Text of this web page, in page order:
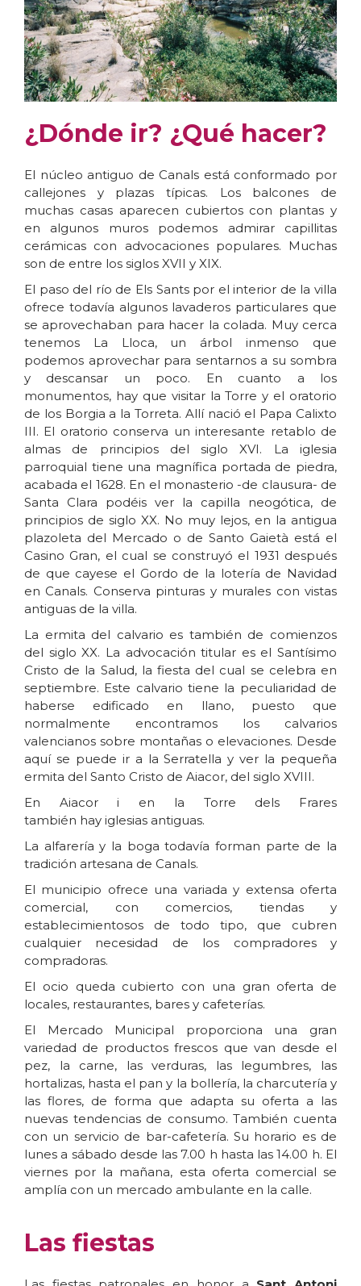
¿Dónde ir? ¿Qué hacer?
El núcleo antiguo de Canals está conformado por
callejones y plazas típicas. Los balcones de
muchas casas aparecen cubiertos con plantas y
en algunos muros podemos admirar capillitas
cerámicas con advocaciones populares. Muchas
son de entre los siglos XVII y XIX.
El paso del río de Els Sants por el interior de la villa
ofrece todavía algunos lavaderos particulares que
se aprovechaban para hacer la colada. Muy cerca
tenemos La Lloca, un árbol inmenso que
podemos aprovechar para sentarnos a su sombra
y descansar un poco. En cuanto a los
monumentos, hay que visitar la Torre y el oratorio
de los Borgia a la Torreta. Allí nació el Papa Calixto
III. El oratorio conserva un interesante retablo de
almas de principios del siglo XVI. La iglesia
parroquial tiene una magnífica portada de piedra,
acabada el 1628. En el monasterio -de clausura- de
Santa Clara podéis ver la capilla neogótica, de
principios de siglo XX. No muy lejos, en la antigua
plazoleta del Mercado o de Santo Gaietà está el
Casino Gran, el cual se construyó el 1931 después
de que cayese el Gordo de la lotería de Navidad
en Canals. Conserva pinturas y murales con vistas
antiguas de la villa.
La ermita del calvario es también de comienzos
del siglo XX. La advocación titular es el Santísimo
Cristo de la Salud, la fiesta del cual se celebra en
septiembre. Este calvario tiene la peculiaridad de
haberse edificado en llano, puesto que
normalmente encontramos los calvarios
valencianos sobre montañas o elevaciones. Desde
aquí se puede ir a la Serratella y ver la pequeña
ermita del Santo Cristo de Aiacor, del siglo XVIII.
En Aiacor i en la Torre dels Frares
también hay iglesias antiguas.
La alfarería y la boga todavía forman parte de la
tradición artesana de Canals.
El municipio ofrece una variada y extensa oferta
comercial, con comercios, tiendas y
establecimientosos de todo tipo, que cubren
cualquier necesidad de los compradores y
compradoras.
El ocio queda cubierto con una gran oferta de
locales, restaurantes, bares y cafeterías.
El Mercado Municipal proporciona una gran
variedad de productos frescos que van desde el
pez, la carne, las verduras, las legumbres, las
hortalizas, hasta el pan y la bollería, la charcutería y
las flores, de forma que adapta su oferta a las
nuevas tendencias de consumo. También cuenta
con un servicio de bar-cafetería. Su horario es de
lunes a sábado desde las 7.00 h hasta las 14.00 h. El
viernes por la mañana, esta oferta comercial se
amplía con un mercado ambulante en la calle.
Las fiestas